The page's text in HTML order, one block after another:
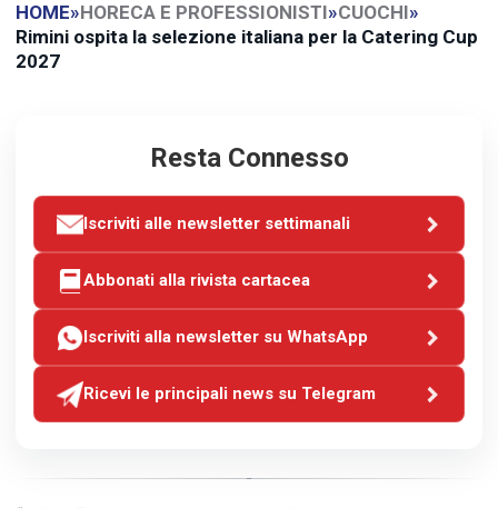
HOME»HORECA E PROFESSIONISTI»CUOCHI»
Rimini ospita la selezione italiana per la Catering Cup
2027
Resta Connesso
Iscriviti alle newsletter settimanali
Abbonati alla rivista cartacea
Iscriviti alla newsletter su WhatsApp
Ricevi le principali news su Telegram